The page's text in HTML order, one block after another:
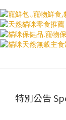
特別公告